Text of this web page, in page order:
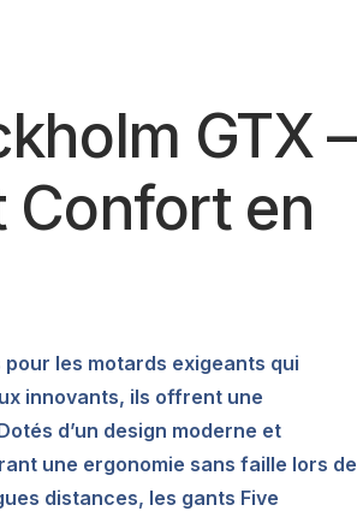
GTX –
Confort en
les motards exigeants qui
innovants, ils offrent une
d’un design moderne et
une ergonomie sans faille lors de
distances, les gants Five